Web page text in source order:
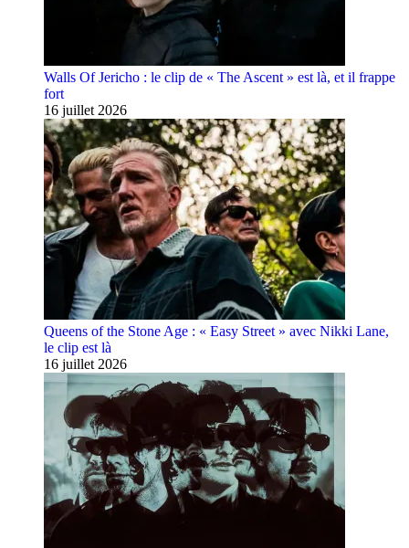
Walls Of Jericho : le clip de « The Ascent » est là, et il frappe
fort
16 juillet 2026
Queens of the Stone Age : « Easy Street » avec Nikki Lane,
le clip est là
16 juillet 2026